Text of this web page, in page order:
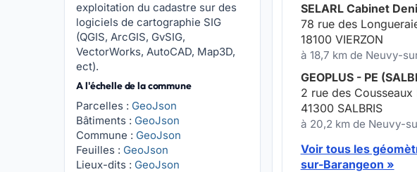
exploitation du cadastre sur des
logiciels de cartographie SIG
(QGIS, ArcGIS, GvSIG,
VectorWorks, AutoCAD, Map3D,
ect).
A l'échelle de la commune
Parcelles : GeoJson
Bâtiments : GeoJson
Commune : GeoJson
Feuilles : GeoJson
Lieux-dits : GeoJson
SELARL Cabinet
78 rue des
18100 VIERZON
à 18,7 km de Neuvy-
GEOPLUS - PE
2 rue des Cousseaux
41300 SALBRIS
à 20,2 km de Neuvy-
Voir tous les
sur-Barangeon »